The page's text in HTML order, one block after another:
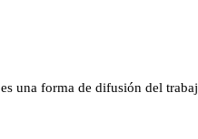
es una forma de difusión del